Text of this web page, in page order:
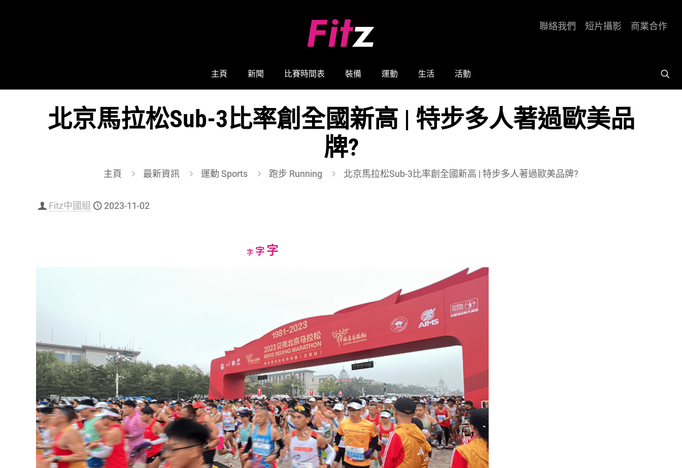
主頁 新聞 比賽時間表 裝備 運動 生活 活動
聯絡我們 短片攝影 商業合作
北京馬拉松Sub-3比率創全國新高 | 特步多人著過歐美品
牌?
主頁 最新資訊 運動 Sports 跑步 Running 北京馬拉松Sub-3比率創全國新高 | 特步多人著過歐美品牌?
Fitz中國組 2023-11-02
字Decrease
字Reset
字Increase